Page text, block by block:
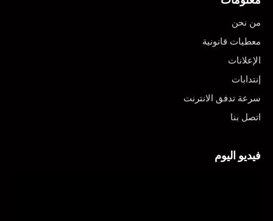
من نحن
معطيات قانونية
الإعلانات
إنتدابات
سرعة تدفق الانترنت
اتصل بنا
فيديو اليوم